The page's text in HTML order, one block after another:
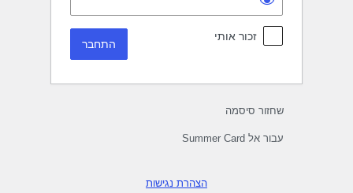
זכור אותי
שחזור סיסמה
עבור אל Summer Card
הצהרת נגישות